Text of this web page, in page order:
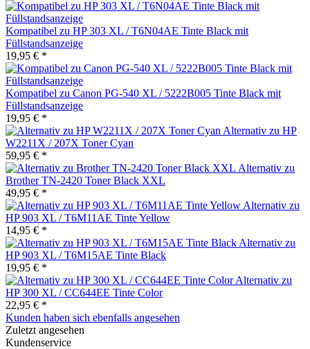
Kompatibel zu HP 303 XL / T6N04AE Tinte Black mit
Füllstandsanzeige
19,95 € *
Kompatibel zu Canon PG-540 XL / 5222B005 Tinte Black mit
Füllstandsanzeige
19,95 € *
Alternativ zu HP
W2211X / 207X Toner Cyan
59,95 € *
Alternativ zu
Brother TN-2420 Toner Black XXL
49,95 € *
Alternativ zu
HP 903 XL / T6M11AE Tinte Yellow
14,95 € *
Alternativ zu
HP 903 XL / T6M15AE Tinte Black
19,95 € *
Alternativ zu
HP 300 XL / CC644EE Tinte Color
22,95 € *
Kunden haben sich ebenfalls angesehen
Zuletzt angesehen
Kundenservice